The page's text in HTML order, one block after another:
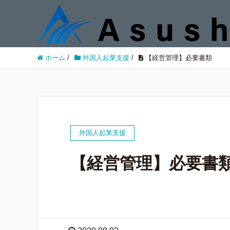
ホーム / 外国人起業支援 / 【経営管理】必要書類
外国人起業支援
【経営管理】必要書